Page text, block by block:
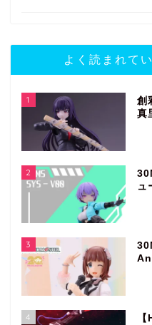
よく読まれて
1
創
真
2
ュ
3
4